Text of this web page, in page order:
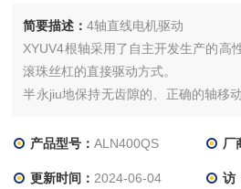
简要描述：4轴直线电机驱动
XYUV4根轴采用了自主开发生产的高
滚珠丝杠的直接驱动方式。
半永jiu地保持无齿隙的、正确的轴移
性，在正确的位置控制和加工时，将发
产品型号：ALN400QS 厂
更新时间： 2024-06-04 访